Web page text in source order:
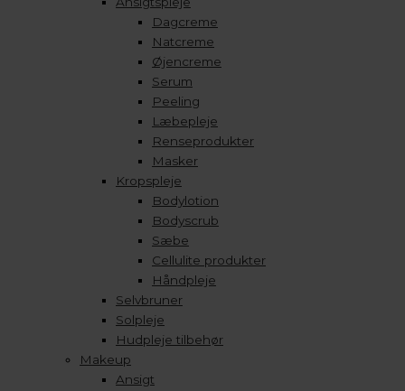
Dagcreme
Natcreme
Øjencreme
Serum
Peeling
Læbepleje
Renseprodukter
Masker
Kropspleje
Bodylotion
Bodyscrub
Sæbe
Cellulite produkter
Håndpleje
Selvbruner
Solpleje
Hudpleje tilbehør
Makeup
Ansigt